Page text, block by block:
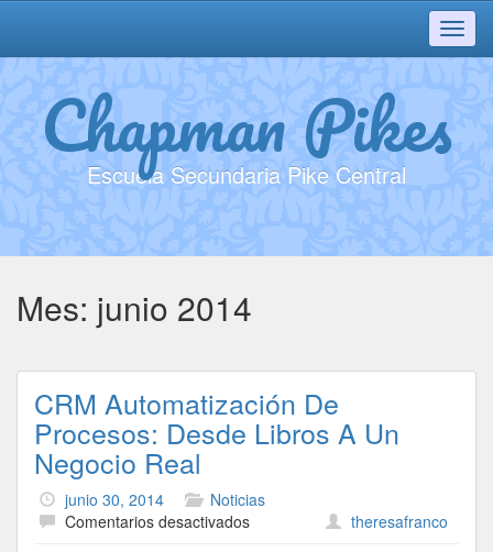
Chapman Pikes
Escuela Secundaria Pike Central
Mes: junio 2014
CRM Automatización De
Procesos: Desde Libros A Un
Negocio Real
junio 30, 2014
Noticias
Comentarios desactivadosen
theresafranco